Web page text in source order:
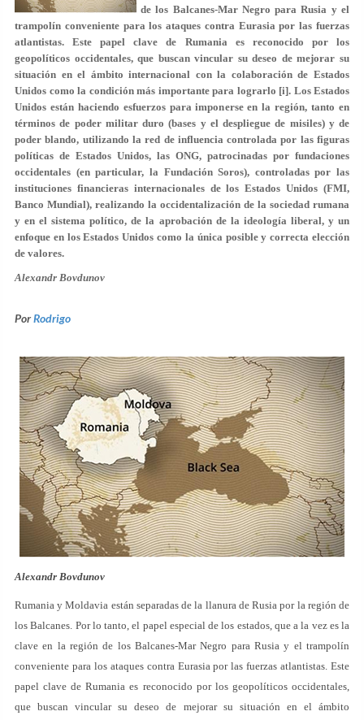
de los Balcanes-Mar Negro para Rusia y el
trampolín conveniente para los ataques contra Eurasia por las fuerzas
atlantistas. Este papel clave de Rumania es reconocido por los
geopolíticos occidentales, que buscan vincular su deseo de mejorar su
situación en el ámbito internacional con la colaboración de Estados
Unidos como la condición más importante para lograrlo [i]. Los Estados
Unidos están haciendo esfuerzos para imponerse en la región, tanto en
términos de poder militar duro (bases y el despliegue de misiles) y de
poder blando, utilizando la red de influencia controlada por las figuras
políticas de Estados Unidos, las ONG, patrocinadas por fundaciones
occidentales (en particular, la Fundación Soros), controladas por las
instituciones financieras internacionales de los Estados Unidos (FMI,
Banco Mundial), realizando la occidentalización de la sociedad rumana
y en el sistema político, de la aprobación de la ideología liberal, y un
enfoque en los Estados Unidos como la única posible y correcta elección
de valores.
Alexandr Bovdunov
PorRodrigo
Alexandr Bovdunov
Rumania y Moldavia están separadas de la llanura de Rusia por la región de
los Balcanes. Por lo tanto, el papel especial de los estados, que a la vez es la
clave en la región de los Balcanes-Mar Negro para Rusia y el trampolín
conveniente para los ataques contra Eurasia por las fuerzas atlantistas. Este
papel clave de Rumania es reconocido por los geopolíticos occidentales,
que buscan vincular su deseo de mejorar su situación en el ámbito